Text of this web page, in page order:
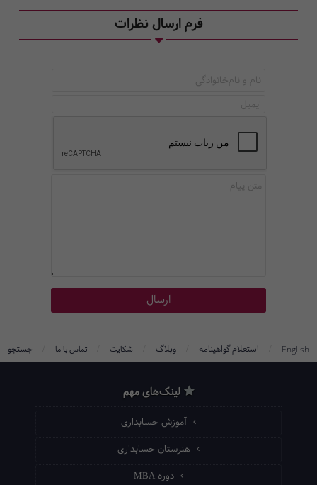
فرم ارسال نظرات
English استعلام گواهینامه وبلاگ شکایت تماس با ما جستجو
لینک‌های مهم
آموزش حسابداری
هنرستان حسابداری
دوره MBA